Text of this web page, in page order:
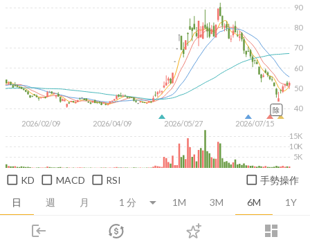
login dashboard
市場 登入
日 週 月 1M 3M 6M 1Y
2026/02/09 2026/04/09 2026/05/27 2026/07/15
40
50
60
70
80
90
5K
10K
15K
除
KD MACD RSI 手勢操作
推薦卡片 消息面 財務報